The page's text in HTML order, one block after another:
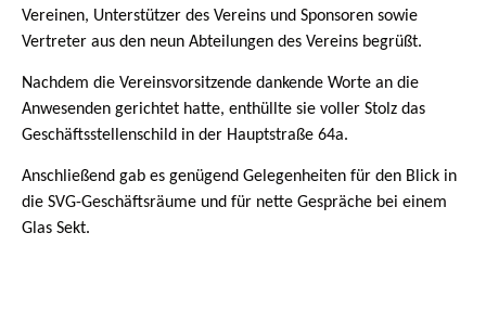
Vereinen, Unterstützer des Vereins und Sponsoren sowie
Vertreter aus den neun Abteilungen des Vereins begrüßt.
Nachdem die Vereinsvorsitzende dankende Worte an die
Anwesenden gerichtet hatte, enthüllte sie voller Stolz das
Geschäftsstellenschild in der Hauptstraße 64a.
Anschließend gab es genügend Gelegenheiten für den Blick in
die SVG-Geschäftsräume und für nette Gespräche bei einem
Glas Sekt.